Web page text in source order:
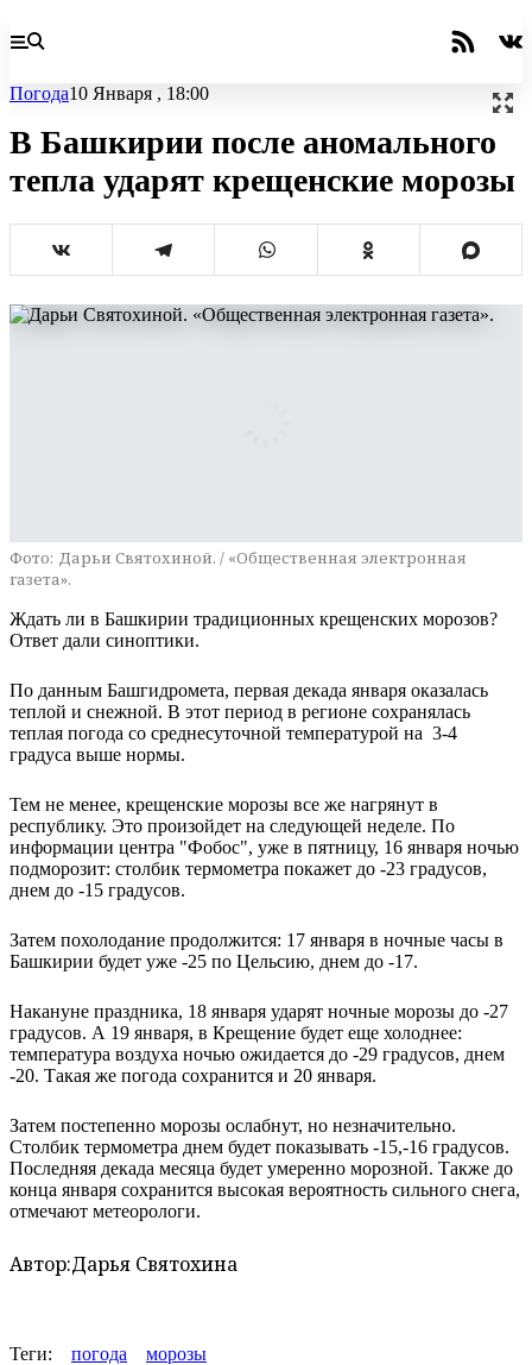
Погода10 Января , 18:00
В Башкирии после аномального
тепла ударят крещенские морозы
Фото: Дарьи Святохиной. / «Общественная электронная
газета».
Ждать ли в Башкирии традиционных крещенских морозов?
Ответ дали синоптики.
По данным Башгидромета, первая декада января оказалась
теплой и снежной. В этот период в регионе сохранялась
теплая погода со среднесуточной температурой на 3-4
градуса выше нормы.
Тем не менее, крещенские морозы все же нагрянут в
республику. Это произойдет на следующей неделе. По
информации центра "Фобос", уже в пятницу, 16 января ночью
подморозит: столбик термометра покажет до -23 градусов,
днем до -15 градусов.
Затем похолодание продолжится: 17 января в ночные часы в
Башкирии будет уже -25 по Цельсию, днем до -17.
Накануне праздника, 18 января ударят ночные морозы до -27
градусов. А 19 января, в Крещение будет еще холоднее:
температура воздуха ночью ожидается до -29 градусов, днем
-20. Такая же погода сохранится и 20 января.
Затем постепенно морозы ослабнут, но незначительно.
Столбик термометра днем будет показывать -15,-16 градусов.
Последняя декада месяца будет умеренно морозной. Также до
конца января сохранится высокая вероятность сильного снега,
отмечают метеорологи.
Автор:Дарья Святохина
Теги: погода морозы